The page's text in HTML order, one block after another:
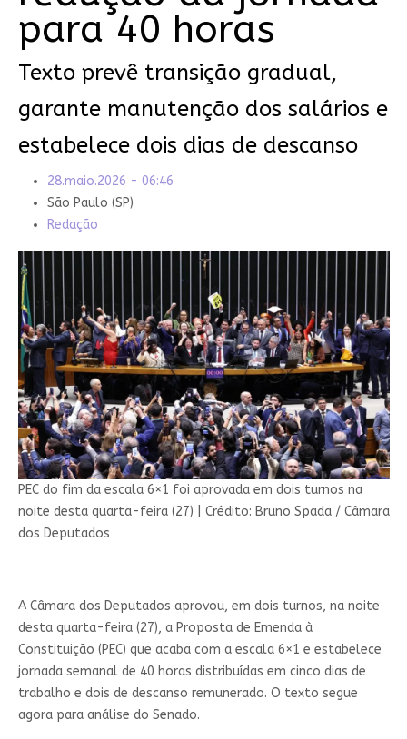
para 40 horas
Texto prevê transição gradual,
garante manutenção dos salários e
estabelece dois dias de descanso
28.maio.2026 - 06:46
São Paulo (SP)
Redação
PEC do fim da escala 6×1 foi aprovada em dois turnos na
noite desta quarta-feira (27)
Crédito: Bruno Spada / Câmara
dos Deputados
A Câmara dos Deputados aprovou, em dois turnos, na noite
desta quarta-feira (27), a Proposta de Emenda à
Constituição (PEC) que acaba com a escala 6×1 e estabelece
jornada semanal de 40 horas distribuídas em cinco dias de
trabalho e dois de descanso remunerado. O texto segue
agora para análise do Senado.